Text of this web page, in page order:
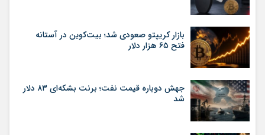
بازار کریپتو صعودی شد؛ بیت‌کوین در آستانه
فتح ۶۵ هزار دلار
جهش دوباره قیمت نفت؛ برنت بشکه‌ای ۸۳ دلار
شد